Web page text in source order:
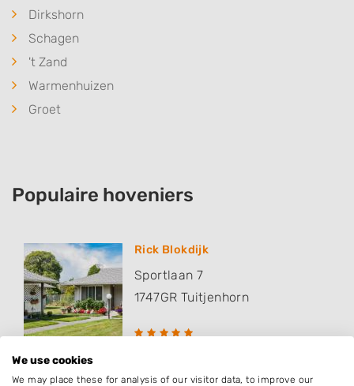
Dirkshorn
Schagen
't Zand
Warmenhuizen
Groet
Populaire hoveniers
Rick Blokdijk
Sportlaan 7
1747GR Tuitjenhorn
We use cookies
We may place these for analysis of our visitor data, to improve our